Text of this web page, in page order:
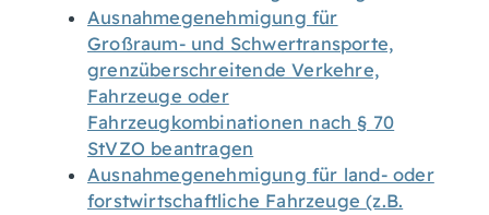
Ausnahmegenehmigung für
Großraum- und Schwertransporte,
grenzüberschreitende Verkehre,
Fahrzeuge oder
Fahrzeugkombinationen nach § 70
StVZO beantragen
Ausnahmegenehmigung für land- oder
forstwirtschaftliche Fahrzeuge (z.B.